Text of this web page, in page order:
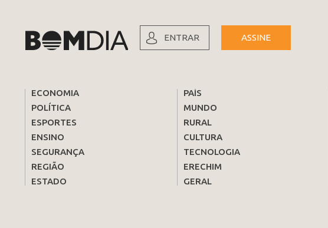
ENTRAR ASSINE
ECONOMIA
POLÍTICA
ESPORTES
ENSINO
SEGURANÇA
REGIÃO
ESTADO
PAÍS
MUNDO
RURAL
CULTURA
TECNOLOGIA
ERECHIM
GERAL